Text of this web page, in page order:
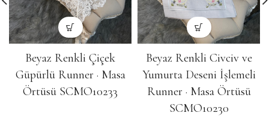
Beyaz Renkli Çiçek
Güpürlü Runner · Masa
Örtüsü SCMO10233
Beyaz Renkli Civciv ve
Yumurta Deseni İşlemeli
Runner · Masa Örtüsü
SCMO10230